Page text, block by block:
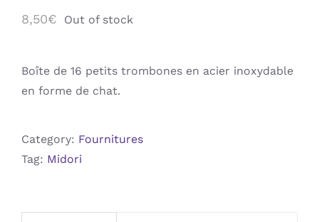
8,50€ Out of stock
Boîte de 16 petits trombones en acier inoxydable
en forme de chat.
Category: Fournitures
Tag: Midori